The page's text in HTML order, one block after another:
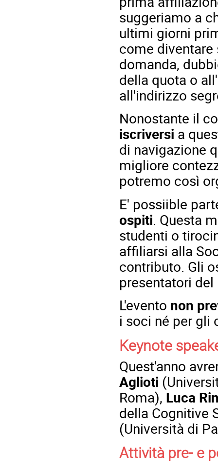
suggeriamo a
ultimi giorni
come
domanda,
della quota o
all'indirizzo
Nonostante il
iscriversi a
di navigazione
migliore
potremo così
E' possiible
ospiti. Questa
studenti o
affiliarsi alla
contributo. Gli
presentatori
L'evento non
i soci né per gli
Keynote
Quest'anno
Aglioti
Roma), Luca
della Cognitive
(Università di
Attività pre- e